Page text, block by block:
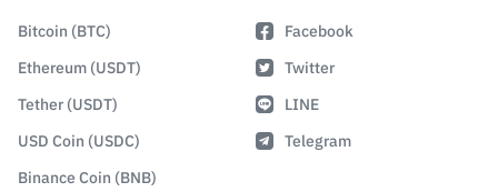
Bitcoin (BTC)
Ethereum (USDT)
Tether (USDT)
USD Coin (USDC)
Binance Coin (BNB)
Facebook
Twitter
LINE
Telegram